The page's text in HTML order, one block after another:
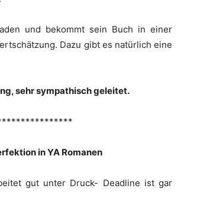
und bekommt sein Buch in einer
Dazu gibt es natürlich eine
sehr sympathisch geleitet.
in YA Romanen
gut unter Druck- Deadline ist gar